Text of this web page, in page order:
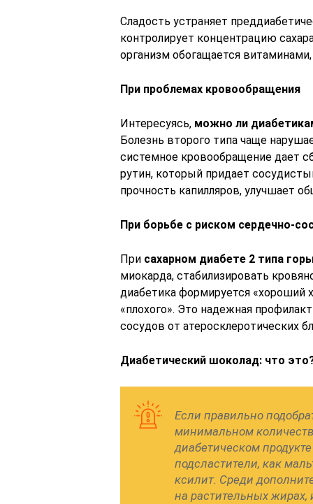
Сладость устраняет
контролирует концентрацию
организм обогащается
При проблемах кровообращения
Интересуясь, можно ли
Болезнь второго типа чаще
системное кровообращение дает
рутин, который придает
прочность капилляров, улучшает
При борьбе с риском сердечно-
При сахарном диабете 2 типа
миокарда, стабилизировать
диабетика формируется «хороший
«плохого». Это надежная
сосудов от атеросклеротических
Диабетический шоколад: что
Если правильно
минимальном
диабетическом
подсластители, как
ксилит. Среди
на растительных жирах,